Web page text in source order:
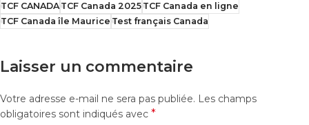
TCF CANADATCF Canada 2025TCF Canada en ligne
TCF Canada île Maurice Test français Canada
Laisser un commentaire
Votre adresse e-mail ne sera pas publiée. Les champs
obligatoires sont indiqués avec *